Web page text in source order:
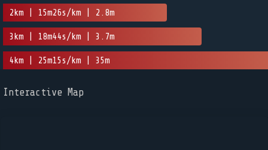
2km | 15m26s/km | 2.8m
3km | 18m44s/km | 3.7m
4km | 25m15s/km | 35m
Interactive Map